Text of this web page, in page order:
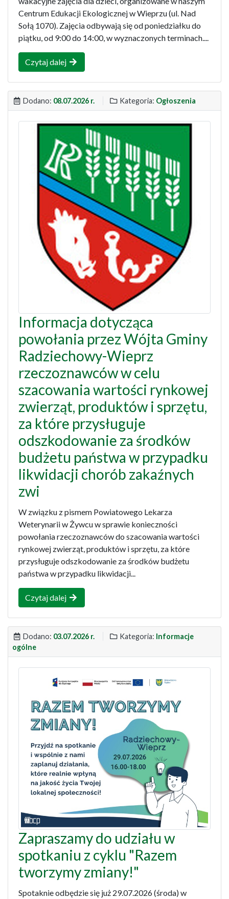
Centrum Edukacji Ekologicznej w Wieprzu (ul. Nad
Sołą 1070). Zajęcia odbywają się od poniedziałku do
piątku, od 9:00 do 14:00, w wyznaczonych terminach....
Czytaj dalej
Dodano: 08.07.2026 r. Kategoria: Ogłoszenia
Informacja dotycząca
powołania przez Wójta Gminy
Radziechowy-Wieprz
rzeczoznawców w celu
szacowania wartości rynkowej
zwierząt, produktów i sprzętu,
za które przysługuje
odszkodowanie za środków
budżetu państwa w przypadku
likwidacji chorób zakaźnych
zwi
W związku z pismem Powiatowego Lekarza
Weterynarii w Żywcu w sprawie konieczności
powołania rzeczoznawców do szacowania wartości
rynkowej zwierząt, produktów i sprzętu, za które
przysługuje odszkodowanie za środków budżetu
państwa w przypadku likwidacji...
Czytaj dalej
Dodano: 03.07.2026 r. Kategoria: Informacje
ogólne
Zapraszamy do udziału w
spotkaniu z cyklu "Razem
tworzymy zmiany!"
Spotaknie odbędzie się już 29.07.2026 (środa) w